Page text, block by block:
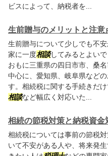
ビスによって、納税者を...
生前贈与のメリットと注意
生前贈与について少しでも不安
家に一度相談してみるとよい
おもに三重県の四日市市、桑
中心に、愛知県、岐阜県など
す。相続税に関する手続きだ
相談など幅広く対応いた...
相続の節税対策と納税資金
相続税については事前の節税
いて不安がある人や、将来発